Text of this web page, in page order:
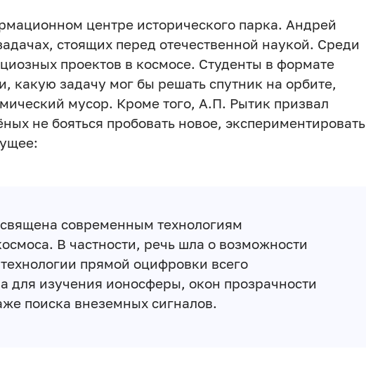
центре исторического парка. Андрей
стоящих перед отечественной наукой. Среди
проектов в космосе. Студенты в формате
какую задачу мог бы решать спутник на орбите,
мусор. Кроме того, А.П. Рытик призвал
не бояться пробовать новое, экспериментировать
современным технологиям
В частности, речь шла о возможности
прямой оцифровки всего
для изучения ионосферы, окон прозрачности
поиска внеземных сигналов.